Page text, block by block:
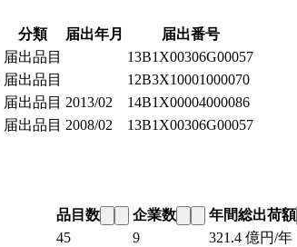
分類 届出年月
届出番号
届出品目
13B1X00306G00057
届出品目
12B3X10001000070
届出品目 2013/02
14B1X00004000086
届出品目 2008/02 13B1X00306G00057
品目数 企業数 年間総出荷額
45 9 321.4 億円/年